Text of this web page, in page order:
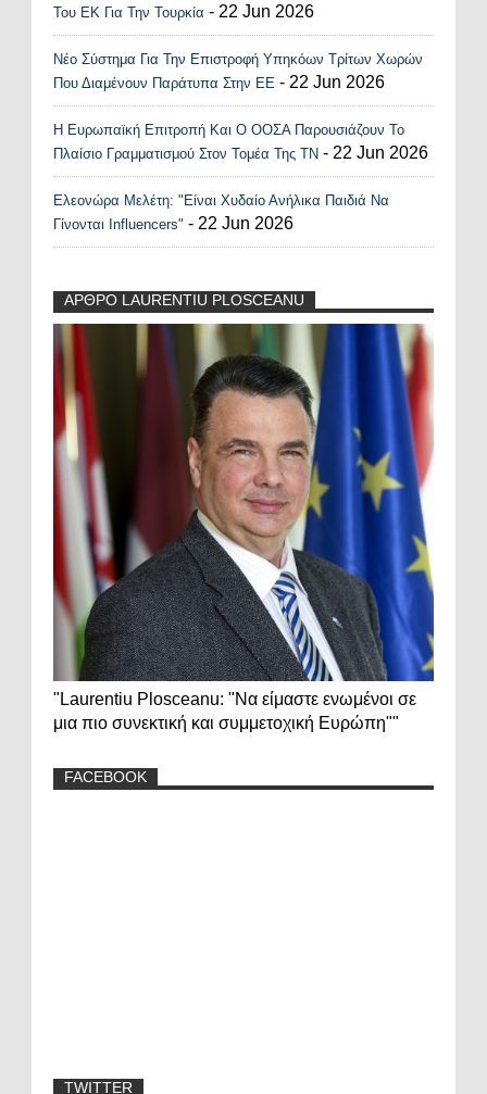
Του ΕΚ Για Την Τουρκία - 22 Jun 2026
Νέο Σύστημα Για Την Επιστροφή Υπηκόων Τρίτων Χωρών
Που Διαμένουν Παράτυπα Στην ΕΕ - 22 Jun 2026
Η Ευρωπαϊκή Επιτροπή Και Ο ΟΟΣΑ Παρουσιάζουν Το
Πλαίσιο Γραμματισμού Στον Τομέα Της ΤΝ - 22 Jun 2026
Ελεονώρα Μελέτη: "Είναι Χυδαίο Ανήλικα Παιδιά Να
Γίνονται Influencers" - 22 Jun 2026
ΑΡΘΡΟ LAURENTIU PLOSCEANU
"Laurentiu Plosceanu: "Να είμαστε ενωμένοι σε
μια πιο συνεκτική και συμμετοχική Ευρώπη""
FACEBOOK
TWITTER